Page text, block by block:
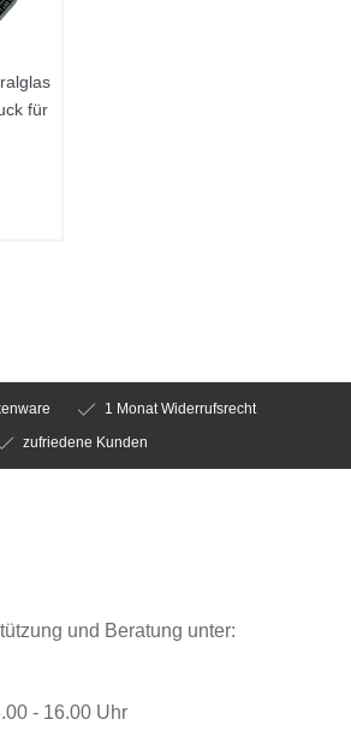
für
1 Monat Widerrufsrecht
zufriedene Kunden
und Beratung unter:
- 16.00 Uhr